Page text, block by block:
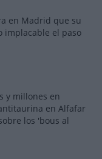
en Madrid que su
implacable el paso
y millones en
en Alfafar
los 'bous al